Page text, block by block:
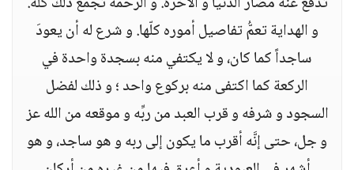
و الهداية تعمُّ تفاصيل أموره كلّها. و شرع له أن يعودَ
ساجداً كما كان، و لا يكتفي منه بسجدة واحدة في
الركعة كما اكتفى منه بركوع واحد ؛ و ذلك لفضل
السجود و شرفه و قرب العبد من ربِّه و موقعه من الله عز
و جل، حتى إنَّه أقرب ما يكون إلى ربه و هو ساجد، و هو